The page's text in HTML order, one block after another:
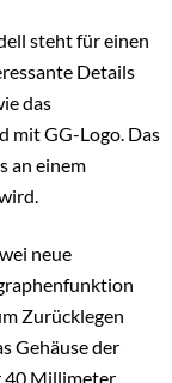
steht für einen
Details
das
mit GG-Logo. Das
an einem
neue
Zurücklegen
Gehäuse der
40 Millimeter.